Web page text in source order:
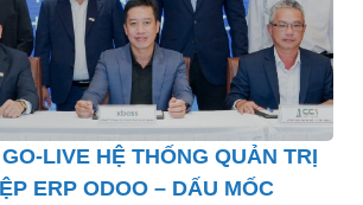
LIVE HỆ THỐNG QUẢN TRỊ
ERP ODOO – DẤU MỐC